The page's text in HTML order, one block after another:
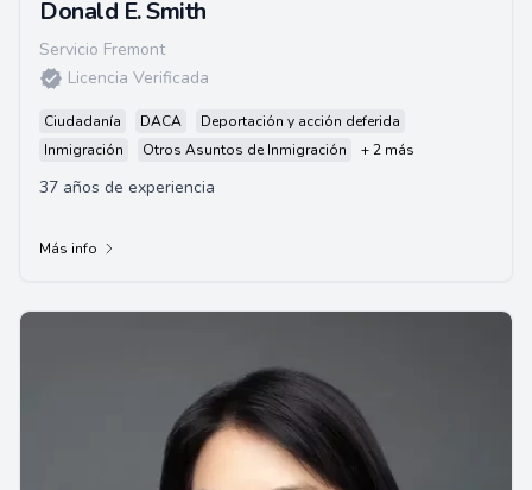
Donald E. Smith
Servicio Fremont
Licencia Verificada
Ciudadanía DACA
Deportación y acción deferida
Inmigración
Otros Asuntos de Inmigración + 2 más
37 años de experiencia
Más info